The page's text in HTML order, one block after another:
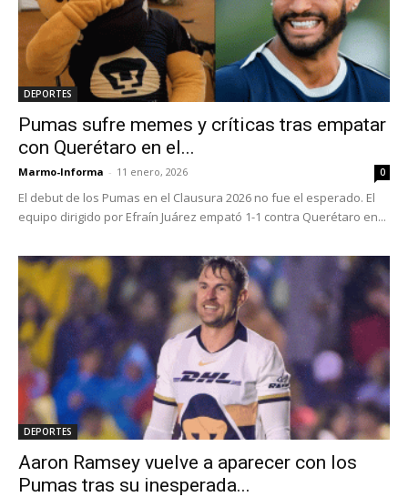
DEPORTES
Pumas sufre memes y críticas tras empatar
con Querétaro en el...
Marmo-Informa - 11 enero, 2026 0
El debut de los Pumas en el Clausura 2026 no fue el esperado. El
equipo dirigido por Efraín Juárez empató 1-1 contra Querétaro en...
DEPORTES
Aaron Ramsey vuelve a aparecer con los
Pumas tras su inesperada...